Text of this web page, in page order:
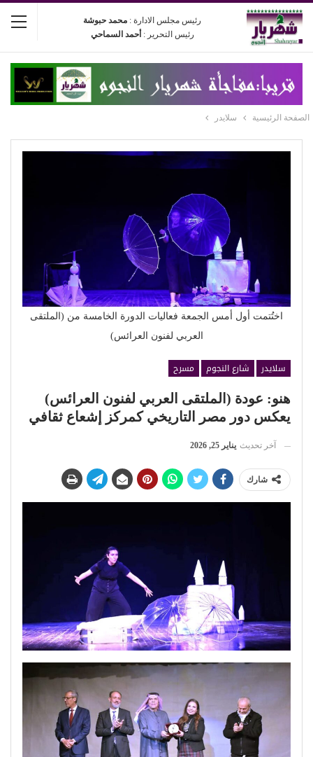
رئيس مجلس الادارة : محمد حبوشة
رئيس التحرير : أحمد السماحي
الصفحة الرئيسية سلايدر
اختُتمت أول أمس الجمعة فعاليات الدورة الخامسة من (الملتقى
العربي لفنون العرائس)
سلايدر شارع النجوم
مسرح
هنو: عودة (الملتقى العربي لفنون العرائس)
يعكس دور مصر التاريخي كمركز إشعاع ثقافي
آخر تحديث يناير 25, 2026
شارك